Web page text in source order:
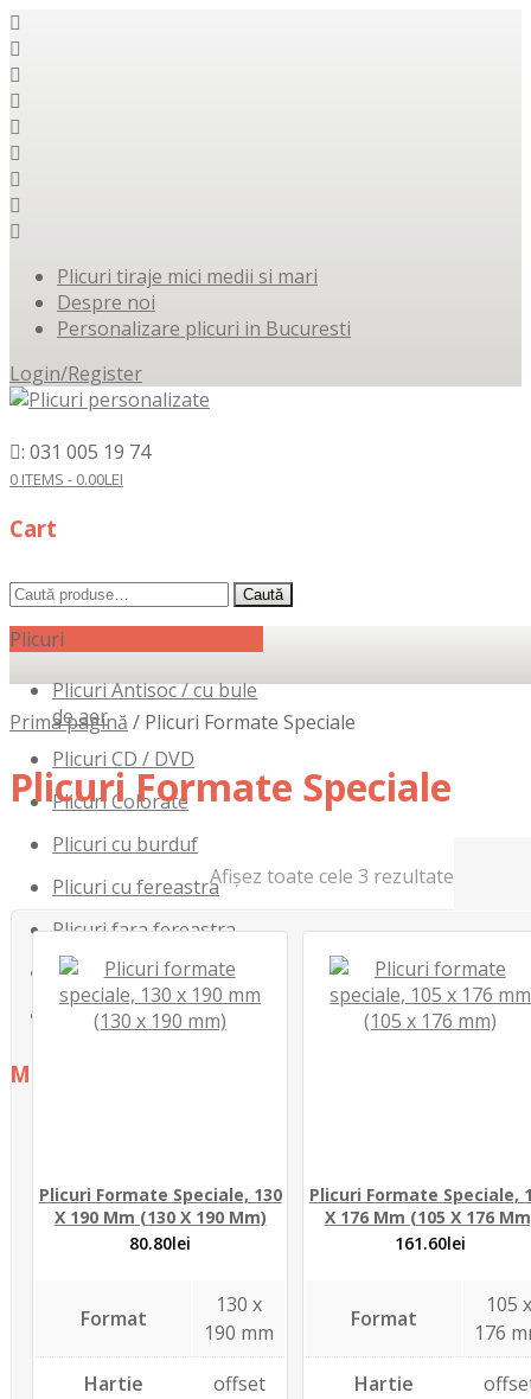
Plicuri tiraje mici medii si mari
Despre noi
Personalizare plicuri in Bucuresti
Login/Register
: 031 005 19 74
0 ITEMS - 0.00LEI
Cart
Caută
Caută
Plicuri
Plicuri Antisoc / cu bule
de aer
Plicuri CD / DVD
Plicuri Colorate
Plicuri cu burduf
Plicuri cu fereastra
Plicuri fara fereastra
Plicuri Formate Speciale
Plicuri pentru curierat
Menu
Estimare pret
Portofoliu
Contact
Prima pagină / Plicuri Formate Speciale
Plicuri Formate Speciale
Afișez toate cele 3 rezultate
Plicuri Formate Speciale, 130
X 190 Mm (130 X 190 Mm)
80.80lei
Format
130 x
190 mm
Hartie
offset
Plicuri Formate Speciale,
X 176 Mm (105 X 176
161.60lei
Format
105
176
Hartie